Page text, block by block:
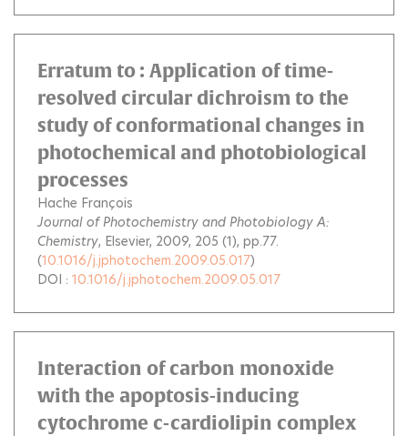
Erratum to : Application of time-
resolved circular dichroism to the
study of conformational changes in
photochemical and photobiological
processes
Hache François
Journal of Photochemistry and Photobiology A:
Chemistry, Elsevier, 2009, 205 (1), pp.77.
(10.1016/j.jphotochem.2009.05.017)
DOI : 10.1016/j.jphotochem.2009.05.017
Interaction of carbon monoxide
with the apoptosis-inducing
cytochrome c-cardiolipin complex